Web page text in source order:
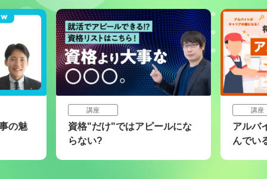
の魅
講座
資格"だけ"ではアピールにな
らない?
講座
アルバ
んでい